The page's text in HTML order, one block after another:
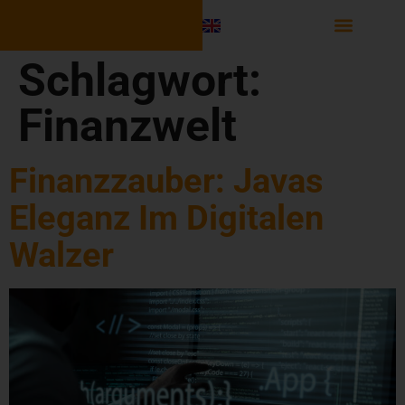
Schlagwort:
Finanzwelt
Finanzzauber: Javas
Eleganz Im Digitalen
Walzer